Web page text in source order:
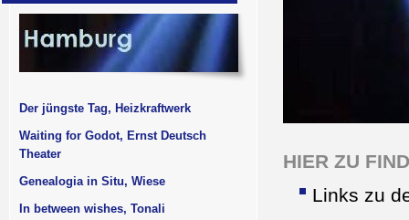
HIER ZU
Links zu
Der jüngste Tag, Heizkraftwerk
Waiting for Godot, Ernst Deutsch
Theater
Genealogia in Situ, Wiese
In between wishes, Tonali